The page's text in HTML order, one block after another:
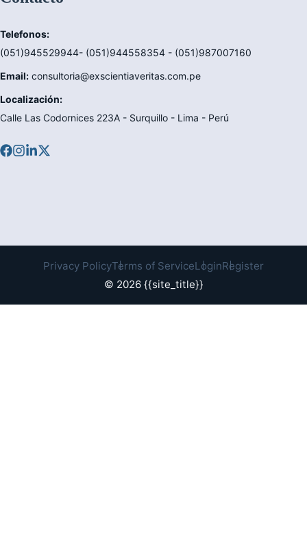
Telefonos:
(051)945529944- (051)944558354 - (051)987007160
Email: consultoria@exscientiaveritas.com.pe
Localización:
Calle Las Codornices 223A - Surquillo - Lima - Perú
© 2026 {{site_title}}
Privacy PolicyTerms of ServiceLoginRegister